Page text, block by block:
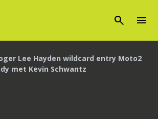
search menu
Lee Hayden wildcard entry Moto2
met Kevin Schwantz